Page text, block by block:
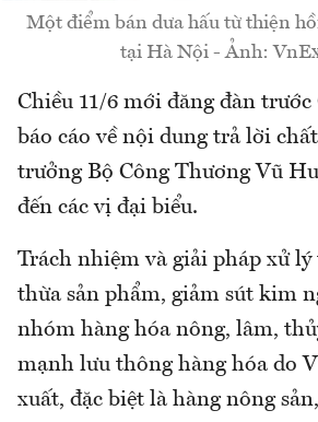
Một điểm bán dưa hấu từ thiện
tại Hà Nội - Ảnh:
Chiều 11/6 mới đăng đàn trước
báo cáo về nội dung trả lời
trưởng Bộ Công Thương Vũ
đến các vị đại biểu.
Trách nhiệm và giải pháp xử
thừa sản phẩm, giảm sút kim
nhóm hàng hóa nông, lâm,
mạnh lưu thông hàng hóa do
xuất, đặc biệt là hàng nông